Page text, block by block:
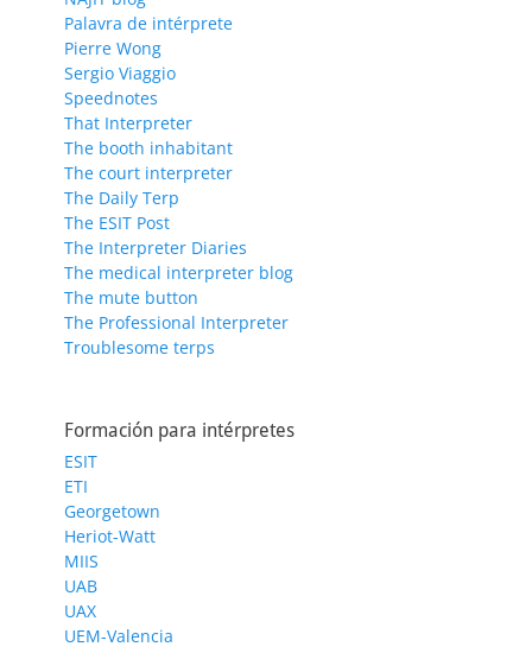
Palavra de intérprete
Pierre Wong
Sergio Viaggio
Speednotes
That Interpreter
The booth inhabitant
The court interpreter
The Daily Terp
The ESIT Post
The Interpreter Diaries
The medical interpreter blog
The mute button
The Professional Interpreter
Troublesome terps
Formación para intérpretes
ESIT
ETI
Georgetown
Heriot-Watt
MIIS
UAB
UAX
UEM-Valencia